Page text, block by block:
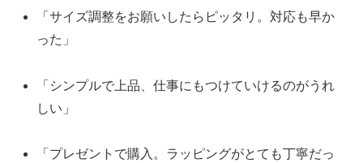
「サイズ調整をお願いしたらピッタリ。対応も早か
った」
「シンプルで上品、仕事にもつけていけるのがうれ
しい」
「プレゼントで購入。ラッピングがとても丁寧だっ